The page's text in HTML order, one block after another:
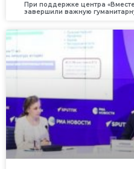
При поддержке центра
завершили важную